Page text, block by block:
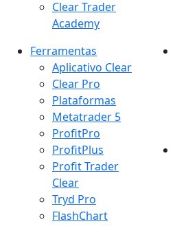
Clear Trader
Academy
Ferramentas
Aplicativo Clear
Clear Pro
Plataformas
Metatrader 5
ProfitPro
ProfitPlus
Profit Trader
Clear
Tryd Pro
FlashChart